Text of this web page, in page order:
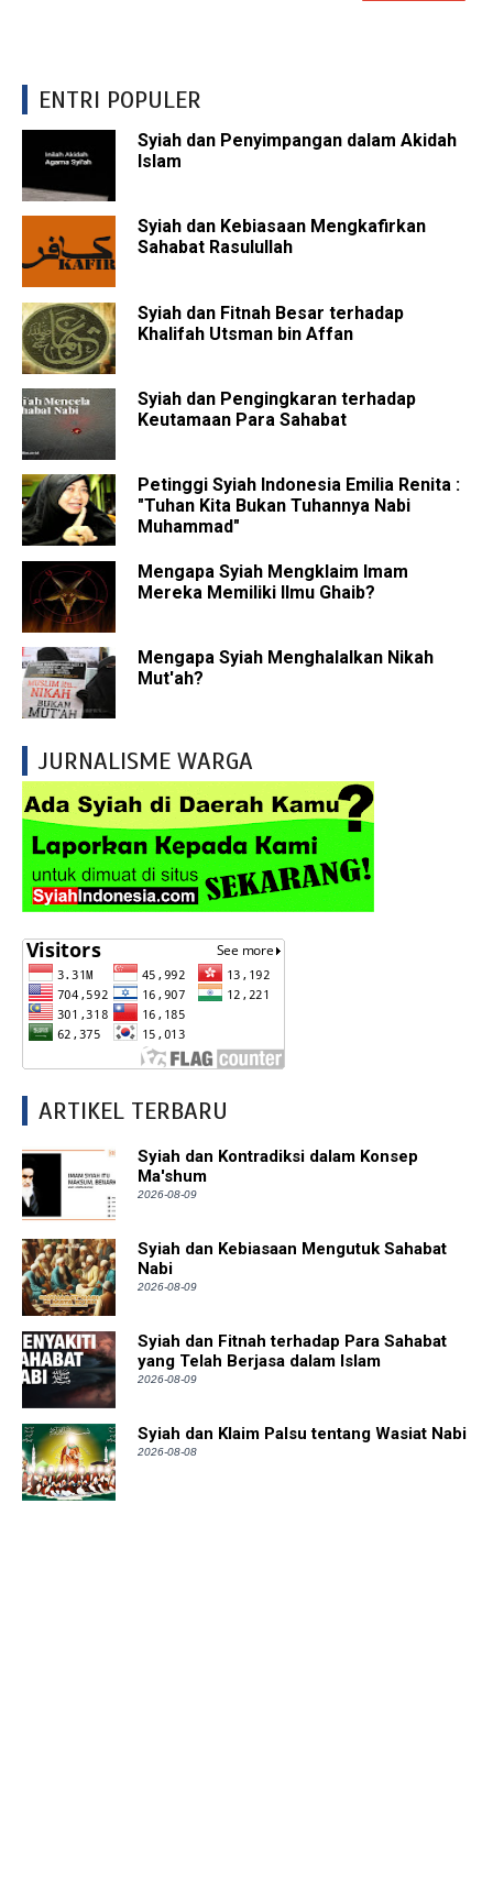
ENTRI POPULER
Syiah dan Penyimpangan dalam Akidah
Islam
Syiah dan Kebiasaan Mengkafirkan
Sahabat Rasulullah
Syiah dan Fitnah Besar terhadap
Khalifah Utsman bin Affan
Syiah dan Pengingkaran terhadap
Keutamaan Para Sahabat
Petinggi Syiah Indonesia Emilia Renita :
"Tuhan Kita Bukan Tuhannya Nabi
Muhammad"
Mengapa Syiah Mengklaim Imam
Mereka Memiliki Ilmu Ghaib?
Mengapa Syiah Menghalalkan Nikah
Mut'ah?
JURNALISME WARGA
ARTIKEL TERBARU
Syiah dan Kontradiksi dalam Konsep
Ma'shum
2026-08-09
Syiah dan Kebiasaan Mengutuk Sahabat
Nabi
2026-08-09
Syiah dan Fitnah terhadap Para Sahabat
yang Telah Berjasa dalam Islam
2026-08-09
Syiah dan Klaim Palsu tentang Wasiat Nabi
2026-08-08